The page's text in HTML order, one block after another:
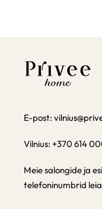
E-post:
Vilnius: +370 614
Meie salongide ja
telefoninumbrid